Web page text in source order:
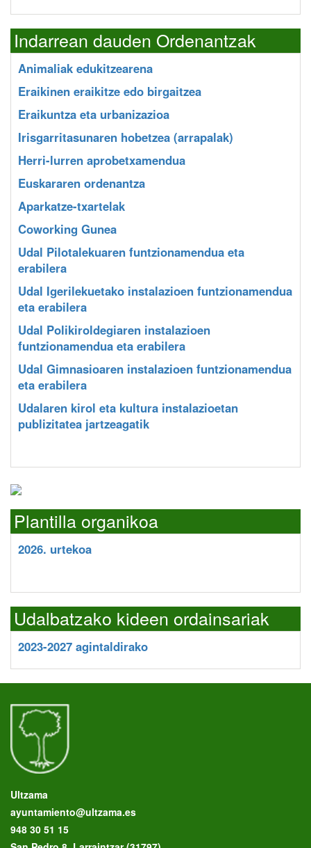
Indarrean dauden Ordenantzak
Animaliak edukitzearena
Eraikinen eraikitze edo birgaitzea
Eraikuntza eta urbanizazioa
Irisgarritasunaren hobetzea (arrapalak)
Herri-lurren aprobetxamendua
Euskararen ordenantza
Aparkatze-txartelak
Coworking Gunea
Udal Pilotalekuaren funtzionamendua eta
erabilera
Udal Igerilekuetako instalazioen funtzionamendua
eta erabilera
Udal Polikiroldegiaren instalazioen
funtzionamendua eta erabilera
Udal Gimnasioaren instalazioen funtzionamendua
eta erabilera
Udalaren kirol eta kultura instalazioetan
publizitatea jartzeagatik
Plantilla organikoa
2026. urtekoa
Udalbatzako kideen ordainsariak
2023-2027 agintaldirako
Ultzama
ayuntamiento@ultzama.es
948 30 51 15